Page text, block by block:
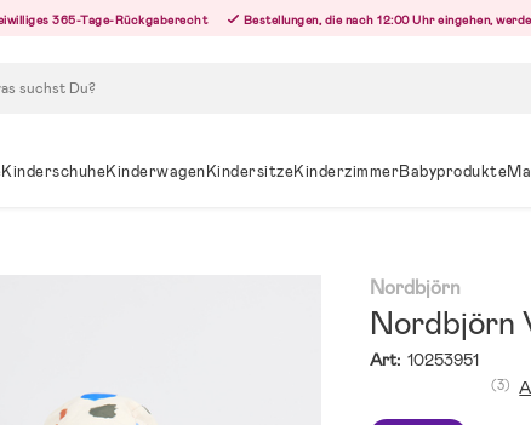
365-Tage-Rückgaberecht Bestellungen, die nach 12:00 Uhr eingehen,
KinderschuheKinderwagenKindersitzeKinderzimmerBabyprodukte
Nordbjörn
Nordbjörn
Art: 10253951
(3)